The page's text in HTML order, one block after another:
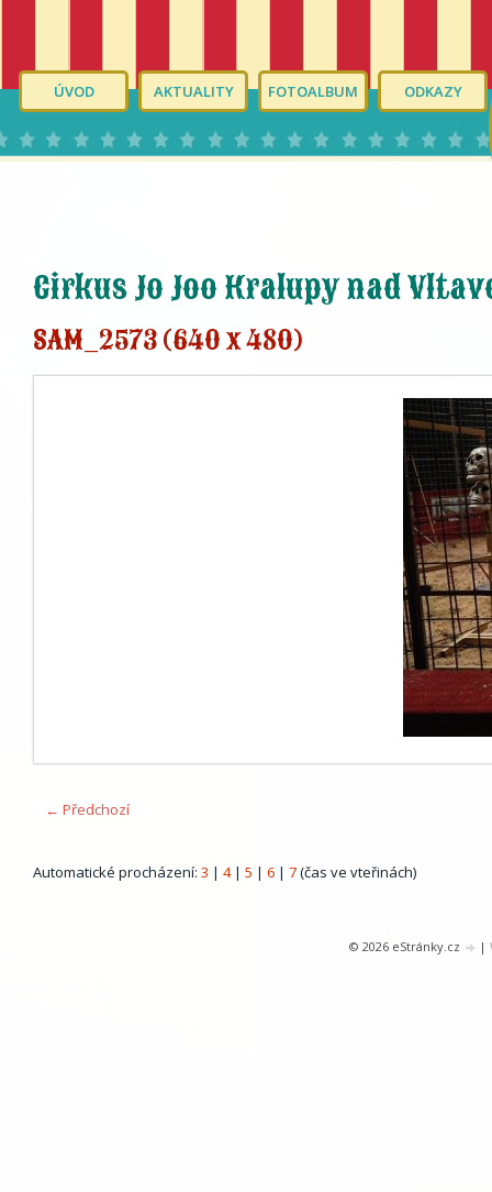
ÚVOD AKTUALITY FOTOALBUM ODKAZY
Cirkus Jo Joo Kralupy nad
SAM_2573 (640 x 480)
← Předchozí
Automatické procházení: 3 | 4| 5 | 6 | 7(čas ve vteřinách)
© 2026 eStránky.cz |